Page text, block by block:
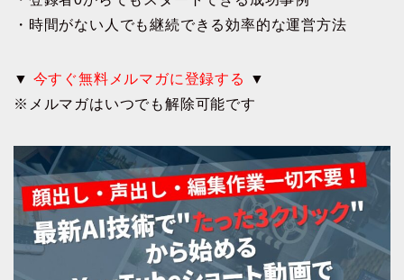
・時間がない人でも継続できる効率的な運営方法
▼ 今すぐ無料メルマガに登録する
▼
※メルマガはいつでも解除可能です